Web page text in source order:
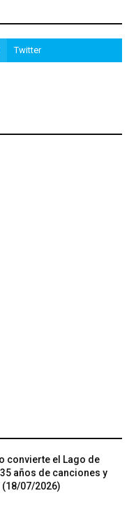
convierte el Lago de
años de canciones y
07/2026)